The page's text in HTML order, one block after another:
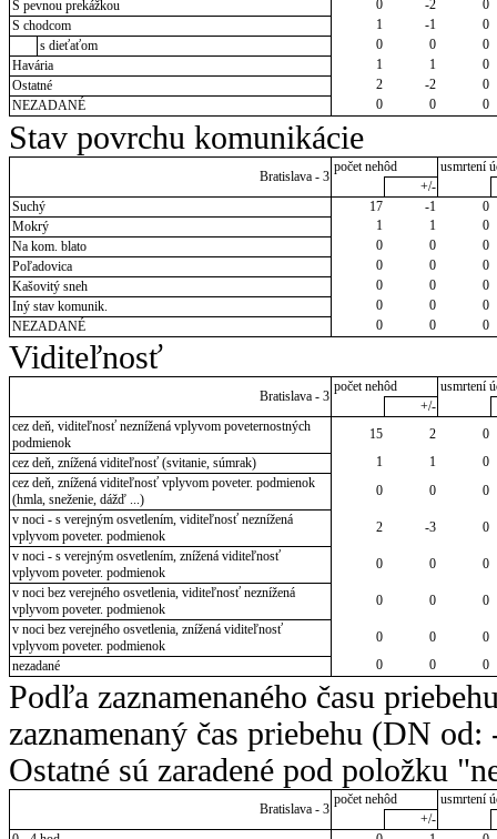
S pevnou prekážkou 0 -2
0
S chodcom
1 -1
0
s dieťaťom
0 0
0
Havária
1 1
0
Ostatné
2 -2
0
NEZADANÉ
0 0 0
Stav povrchu komunikácie
Bratislava - 3
počet nehôd
usmrtení
+/-
Suchý
17 -1
0
Mokrý
1 1
0
Na kom. blato
0 0
0
Poľadovica
0 0
0
Kašovitý sneh
0 0
0
Iný stav komunik.
0 0
0
NEZADANÉ
0 0 0
Viditeľnosť
Bratislava - 3
počet nehôd
usmrtení
+/-
cez deň, viditeľnosť neznížená vplyvom poveternostných
podmienok
15 2
0
cez deň, znížená viditeľnosť (svitanie, súmrak)
1 1
0
cez deň, znížená viditeľnosť vplyvom poveter. podmienok
(hmla, sneženie, dážď ...)
0 0
0
v noci - s verejným osvetlením, viditeľnosť neznížená
vplyvom poveter. podmienok
2 -3
0
v noci - s verejným osvetlením, znížená viditeľnosť
vplyvom poveter. podmienok
0 0
0
v noci bez verejného osvetlenia, viditeľnosť neznížená
vplyvom poveter. podmienok
0 0
0
v noci bez verejného osvetlenia, znížená viditeľnosť
vplyvom poveter. podmienok
0 0
0
nezadané
0 0 0
Podľa zaznamenaného času
zaznamenaný čas priebehu (DN
Ostatné sú zaradené pod položku
Bratislava - 3
počet nehôd
usmrtení
+/-